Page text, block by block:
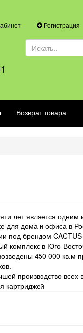
Регистрация
Возврат товара
лет является
для дома и офиса в
под брендом
комплекс в Юго-
450 000
производство
картриджей